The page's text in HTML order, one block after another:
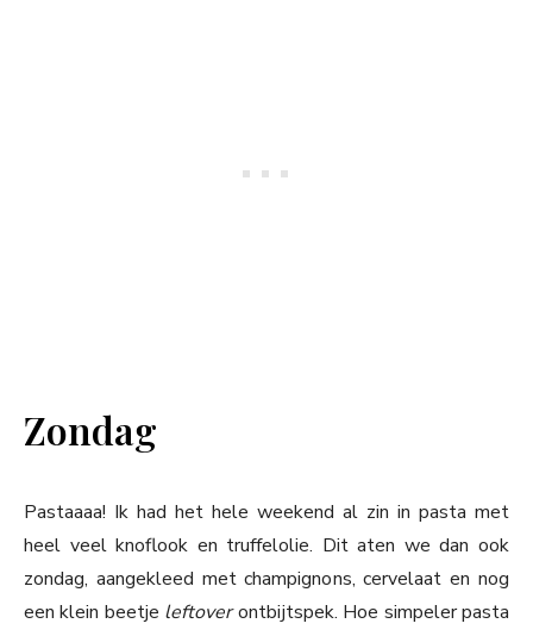
Zondag
Pastaaaa! Ik had het hele weekend al zin in pasta met
heel veel knoflook en truffelolie. Dit aten we dan ook
zondag, aangekleed met champignons, cervelaat en nog
een klein beetje leftoverontbijtspek. Hoe simpeler pasta